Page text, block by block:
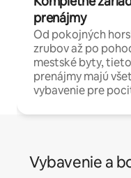
prenájmy
Od pokojných
zrubov až po
mestské byty,
prenájmy majú
vybavenie pre
Vybavenie a